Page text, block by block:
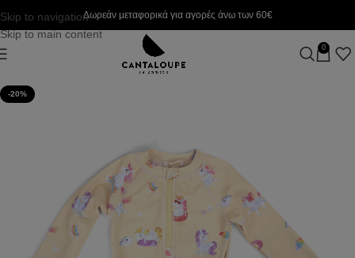
Skip to navigation
Skip to main content
Δωρεάν μεταφορικά για αγορές άνω των 60€
0
-20%